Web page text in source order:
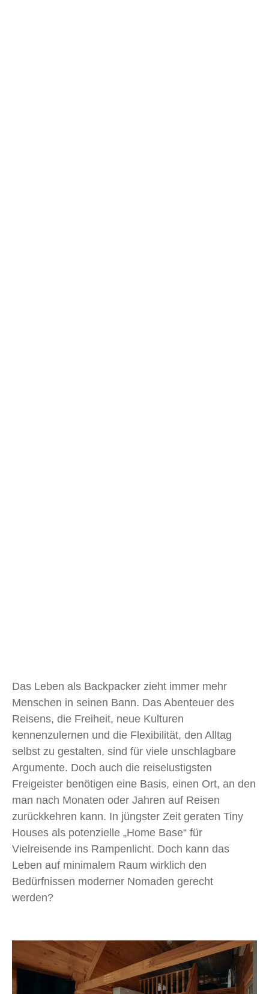
Das Leben als Backpacker zieht immer mehr
Menschen in seinen Bann. Das Abenteuer des
Reisens, die Freiheit, neue Kulturen
kennenzulernen und die Flexibilität, den Alltag
selbst zu gestalten, sind für viele unschlagbare
Argumente. Doch auch die reiselustigsten
Freigeister benötigen eine Basis, einen Ort, an den
man nach Monaten oder Jahren auf Reisen
zurückkehren kann. In jüngster Zeit geraten Tiny
Houses als potenzielle „Home Base“ für
Vielreisende ins Rampenlicht. Doch kann das
Leben auf minimalem Raum wirklich den
Bedürfnissen moderner Nomaden gerecht
werden?